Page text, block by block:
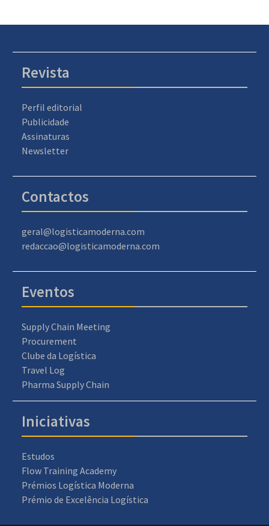
Revista
Perfil editorial
Publicidade
Assinaturas
Newsletter
Contactos
geral@logisticamoderna.com
redaccao@logisticamoderna.com
Eventos
Supply Chain Meeting
Procurement
Clube da Logística
Travel Log
Pharma Supply Chain
Iniciativas
Estudos
Flow Training Academy
Prémios Logística Moderna
Prémio de Excelência Logística